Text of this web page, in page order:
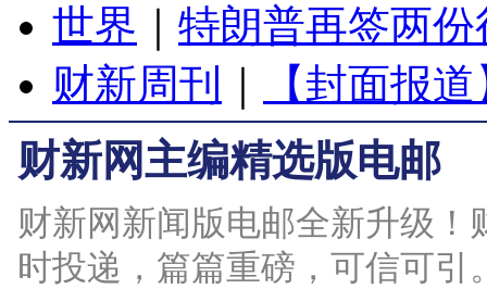
世界
特朗普再签两
财新周刊
【封面报
财新网主编精选版电邮
财新网新闻版电邮全新升级
时投递，篇篇重磅，可信可引